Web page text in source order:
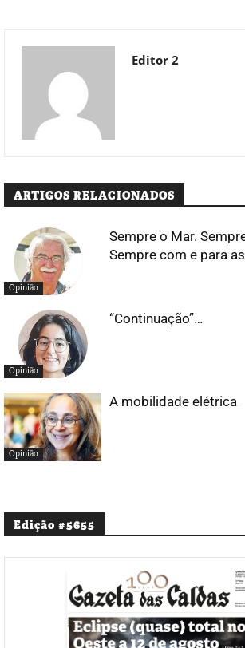
Editor 2
ARTIGOS RELACIONADOS
Opinião
Sempre o Mar.
Sempre com e para
Opinião
“Continuação”…
Opinião
A mobilidade elétrica
Edição #5655